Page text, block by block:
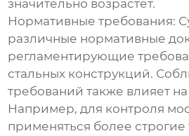
значительно возрастет.
Нормативные требования:
различные нормативные
регламентирующие
стальных конструкций.
требований также влияет
Например, для контроля
применяться более